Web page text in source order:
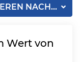
NACH...
Wert von